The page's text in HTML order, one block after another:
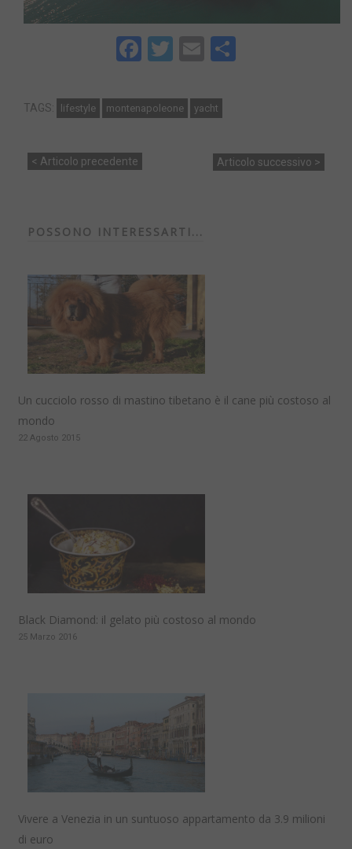
Facebook
Twitter
Email
TAGS: lifestyle montenapoleone yacht
< Articolo precedente Articolo successivo >
POSSONO INTERESSARTI...
Un cucciolo rosso di mastino tibetano è il cane più costoso al
mondo
22 Agosto 2015
Black Diamond: il gelato più costoso al mondo
25 Marzo 2016
Vivere a Venezia in un suntuoso appartamento da 3.9 milioni
di euro